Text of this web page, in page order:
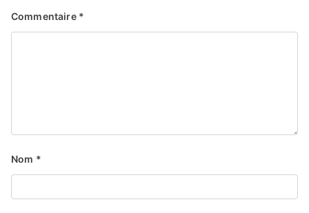
Commentaire *
Nom *